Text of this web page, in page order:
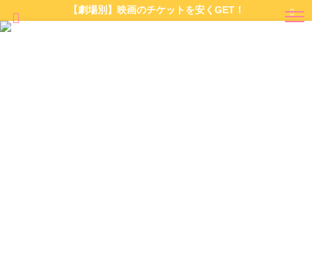
【劇場別】映画のチケットを安くGET！